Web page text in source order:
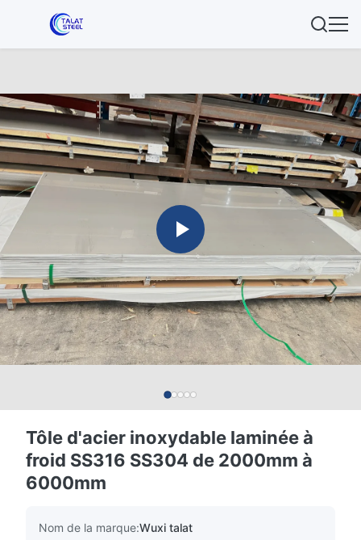
Tôle d'acier inoxydable laminée à
froid SS316 SS304 de 2000mm à
6000mm
Nom de la marque:Wuxi talat